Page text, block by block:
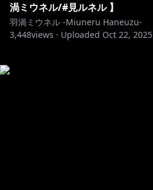
渦ミウネル/#見ルネル 】
羽渦ミウネル -Miuneru Haneuzu-
3,448views · Uploaded Oct 22, 2025